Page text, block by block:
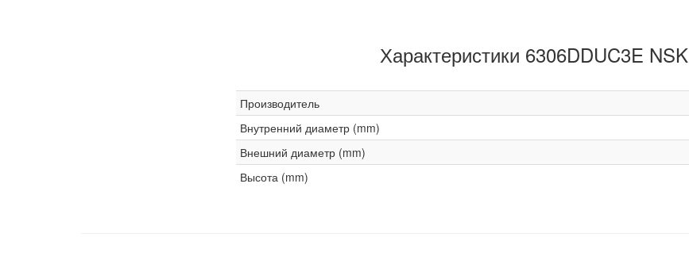
Характеристики 6306DDUC3E NSK
Производитель
Внутренний диаметр (mm)
Внешний диаметр (mm)
Высота (mm)